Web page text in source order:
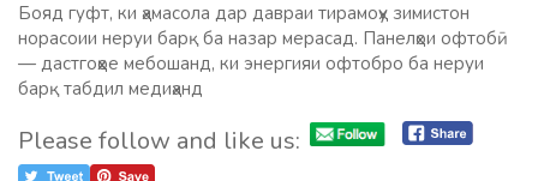
Бояд гуфт, ки ҳамасола дар давраи тирамоҳу зимистон
норасоии неруи барқ ба назар мерасад. Панелҳои офтобӣ
— дастгоҳҳое мебошанд, ки энергияи офтобро ба неруи
барқ табдил медиҳанд
Please follow and like us: